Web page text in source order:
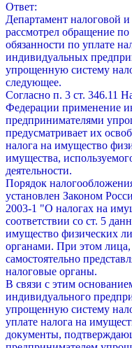
Ответ:
Департамент налоговой
рассмотрел обращение
обязанности по уплате
индивидуальных
упрощенную систему
следующее.
Согласно п. 3 ст. 346.11
Федерации применение
предпринимателями
предусматривает их
налога на имущество
имущества,
деятельности.
Порядок
установлен Законом
2003-1 "О налогах на
соответствии со ст. 5
имущество физических
органами. При этом
самостоятельно
налоговые органы.
В связи с этим
индивидуального
упрощенную систему
уплате налога на
документы,